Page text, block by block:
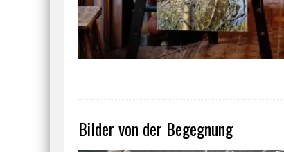
Bilder von der Begegnung